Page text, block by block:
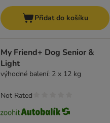
Přidat do košíku
My Friend+ Dog Senior &
Light
výhodné balení: 2 x 12 kg
Not Rated